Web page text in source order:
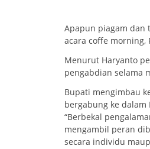
Apapun piagam dan
acara coffe morning,
Menurut Haryanto
pengabdian selama
Bupati mengimbau
bergabung ke dalam
“Berbekal
mengambil peran
secara individu